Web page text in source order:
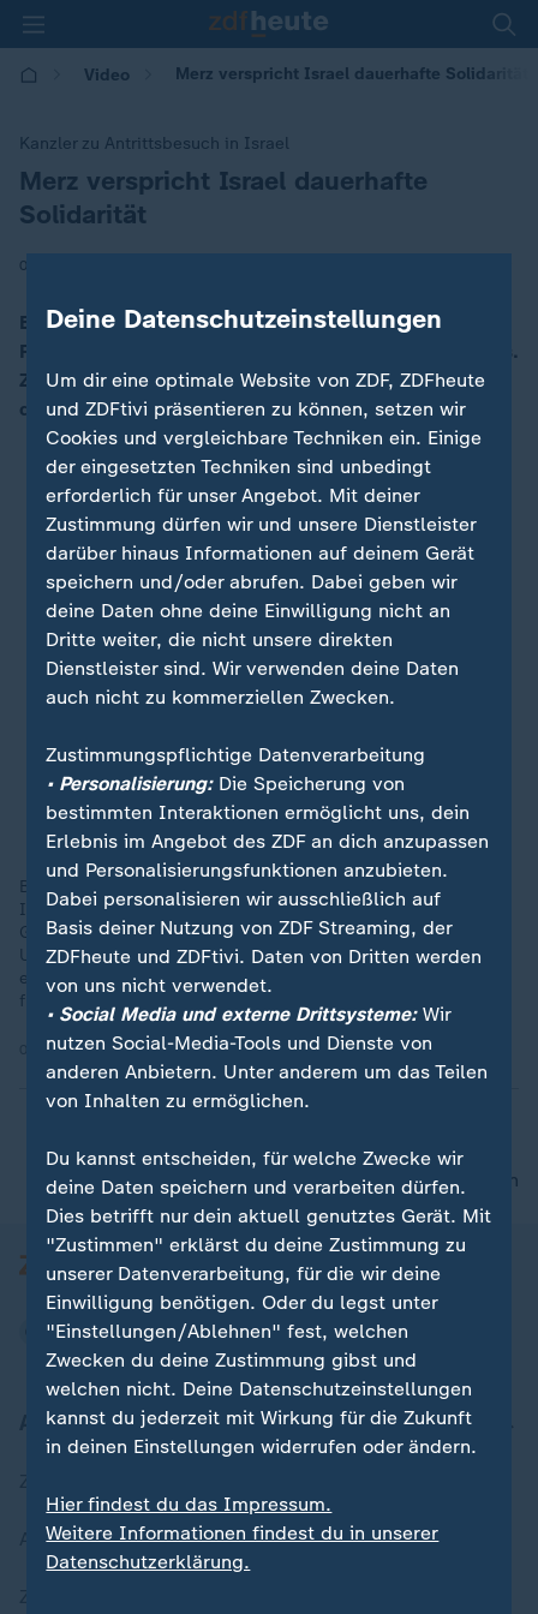
Video Merz verspricht Israel dauerhafte Solidarität
Kanzler zu Antrittsbesuch in Israel
:Merz verspricht Israel dauerhafte
Solidarität
07.12.2025 | 17:19
Beim Antrittsbesuch in Israel bekräftigt Kanzler
Friedrich Merz die dauerhafte Solidarität Deutschlands.
Zugleich zeigen sich Differenzen mit Netanjahu über
den Gazastreifen.
Bundeskanzler Friedrich Merz hat bei seinem ersten Besuch in
Israel Unterstützung und Solidarität zugesichert. In
Gesprächen mit Premier Netanjahu zeigte sich jedoch
Uneinigkeit über die Zukunft des Gazastreifens. Außerdem
erinnerte Merz in Yad Vashem an die deutsche Verantwortung
für die Verbrechen der Shoa.
07.12.2025 | 2:14 min
nach oben
Aktuell bei ZDFheute
Aktuelle Sendungs-Videos
Deine Datenschutzeinstellungen
Um dir eine optimale Website von ZDF, ZDFheute
und ZDFtivi präsentieren zu können, setzen wir
Cookies und vergleichbare Techniken ein. Einige
der eingesetzten Techniken sind unbedingt
erforderlich für unser Angebot. Mit deiner
Zustimmung dürfen wir und unsere Dienstleister
darüber hinaus Informationen auf deinem Gerät
speichern und/oder abrufen. Dabei geben wir
deine Daten ohne deine Einwilligung nicht an
Dritte weiter, die nicht unsere direkten
Dienstleister sind. Wir verwenden deine Daten
auch nicht zu kommerziellen Zwecken.
Zustimmungspflichtige Datenverarbeitung
• Personalisierung:Die Speicherung von
bestimmten Interaktionen ermöglicht uns, dein
Erlebnis im Angebot des ZDF an dich anzupassen
und Personalisierungsfunktionen anzubieten.
Dabei personalisieren wir ausschließlich auf
Basis deiner Nutzung von ZDF Streaming, der
ZDFheute und ZDFtivi. Daten von Dritten werden
von uns nicht verwendet.
• Social Media und externe Drittsysteme:Wir
nutzen Social-Media-Tools und Dienste von
anderen Anbietern. Unter anderem um das Teilen
von Inhalten zu ermöglichen.
Du kannst entscheiden, für welche Zwecke wir
deine Daten speichern und verarbeiten dürfen.
Dies betrifft nur dein aktuell genutztes Gerät. Mit
"Zustimmen" erklärst du deine Zustimmung zu
unserer Datenverarbeitung, für die wir deine
Einwilligung benötigen. Oder du legst unter
"Einstellungen/Ablehnen" fest, welchen
Zwecken du deine Zustimmung gibst und
welchen nicht. Deine Datenschutzeinstellungen
kannst du jederzeit mit Wirkung für die Zukunft
in deinen Einstellungen widerrufen oder ändern.
Hier findest du das Impressum.
Weitere Informationen findest du in unserer
Datenschutzerklärung.